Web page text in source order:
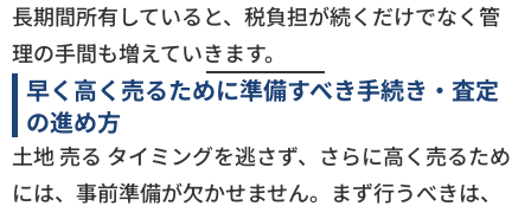
長期間所有していると、税負担が続くだけでなく管
理の手間も増えていきます。
早く高く売るために準備すべき手続き・査定
の進め方
土地 売る タイミングを逃さず、さらに高く売るため
には、事前準備が欠かせません。まず行うべきは、